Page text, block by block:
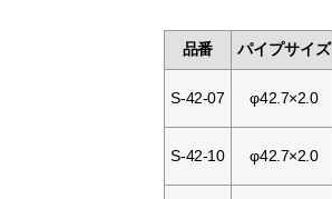
品番 パイプサイズ
S-42-07 φ42.7×2.0
S-42-10 φ42.7×2.0